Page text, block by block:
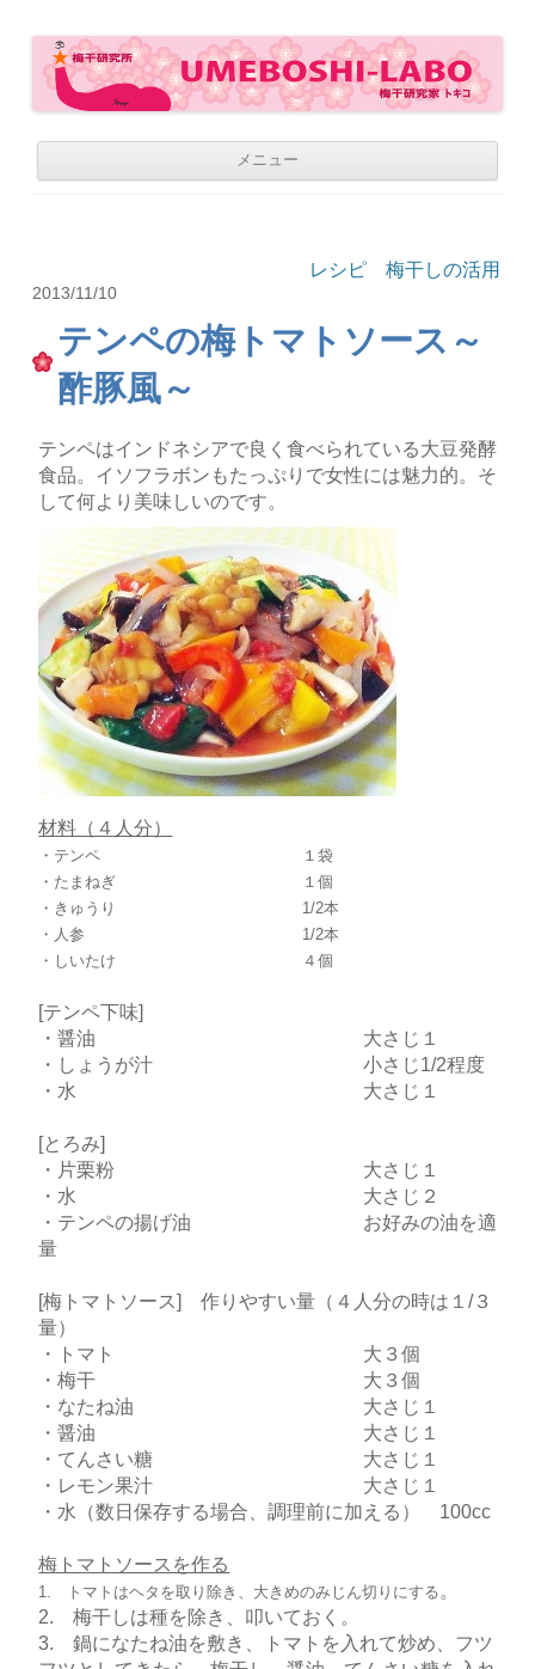
WE LOVE UMEBOSHI
メニュー
レシピ 梅干しの活用
2013/11/10
テンペの梅トマトソース～
酢豚風～
テンペはインドネシアで良く食べられている大豆発酵
食品。イソフラボンもたっぷりで女性には魅力的。そ
して何より美味しいのです。
材料（４人分）
・テンペ １袋
・たまねぎ １個
・きゅうり 1/2本
・人参 1/2本
・しいたけ ４個
[テンペ下味]
・醤油 大さじ１
・しょうが汁 小さじ1/2程度
・水 大さじ１
[とろみ]
・片栗粉 大さじ１
・水 大さじ２
・テンペの揚げ油 お好みの油を適
量
[梅トマトソース] 作りやすい量（４人分の時は１/３
量）
・トマト 大３個
・梅干 大３個
・なたね油 大さじ１
・醤油 大さじ１
・てんさい糖 大さじ１
・レモン果汁 大さじ１
・水（数日保存する場合、調理前に加える） 100cc
梅トマトソースを作る
1. トマトはヘタを取り除き、大きめのみじん切りにする 。
2. 梅干しは種を除き、叩いておく。
3. 鍋になたね油を敷き、トマトを入れて炒め、フツ